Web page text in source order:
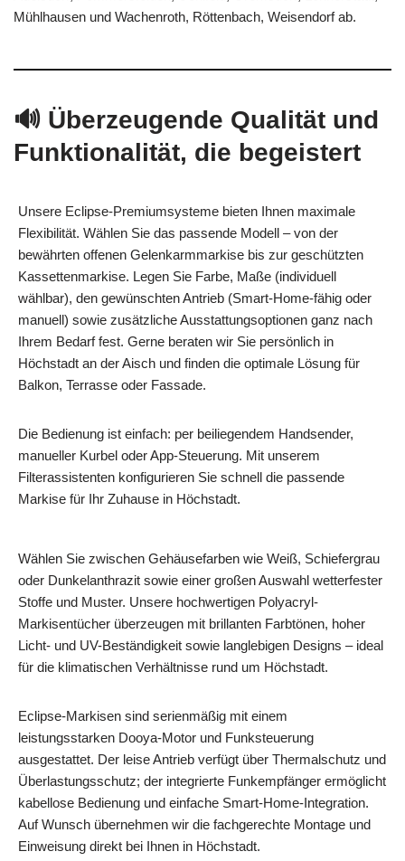
Mühlhausen und Wachenroth, Röttenbach, Weisendorf ab.
🔊 Überzeugende Qualität und
Funktionalität, die begeistert
Unsere Eclipse-Premiumsysteme bieten Ihnen maximale
Flexibilität. Wählen Sie das passende Modell – von der
bewährten offenen Gelenkarmmarkise bis zur geschützten
Kassettenmarkise. Legen Sie Farbe, Maße (individuell
wählbar), den gewünschten Antrieb (Smart-Home-fähig oder
manuell) sowie zusätzliche Ausstattungsoptionen ganz nach
Ihrem Bedarf fest. Gerne beraten wir Sie persönlich in
Höchstadt an der Aisch und finden die optimale Lösung für
Balkon, Terrasse oder Fassade.
Die Bedienung ist einfach: per beiliegendem Handsender,
manueller Kurbel oder App-Steuerung. Mit unserem
Filterassistenten konfigurieren Sie schnell die passende
Markise für Ihr Zuhause in Höchstadt.
Wählen Sie zwischen Gehäusefarben wie Weiß, Schiefergrau
oder Dunkelanthrazit sowie einer großen Auswahl wetterfester
Stoffe und Muster. Unsere hochwertigen Polyacryl-
Markisentücher überzeugen mit brillanten Farbtönen, hoher
Licht- und UV-Beständigkeit sowie langlebigen Designs – ideal
für die klimatischen Verhältnisse rund um Höchstadt.
Eclipse-Markisen sind serienmäßig mit einem
leistungsstarken Dooya-Motor und Funksteuerung
ausgestattet. Der leise Antrieb verfügt über Thermalschutz und
Überlastungsschutz; der integrierte Funkempfänger ermöglicht
kabellose Bedienung und einfache Smart-Home-Integration.
Auf Wunsch übernehmen wir die fachgerechte Montage und
Einweisung direkt bei Ihnen in Höchstadt.